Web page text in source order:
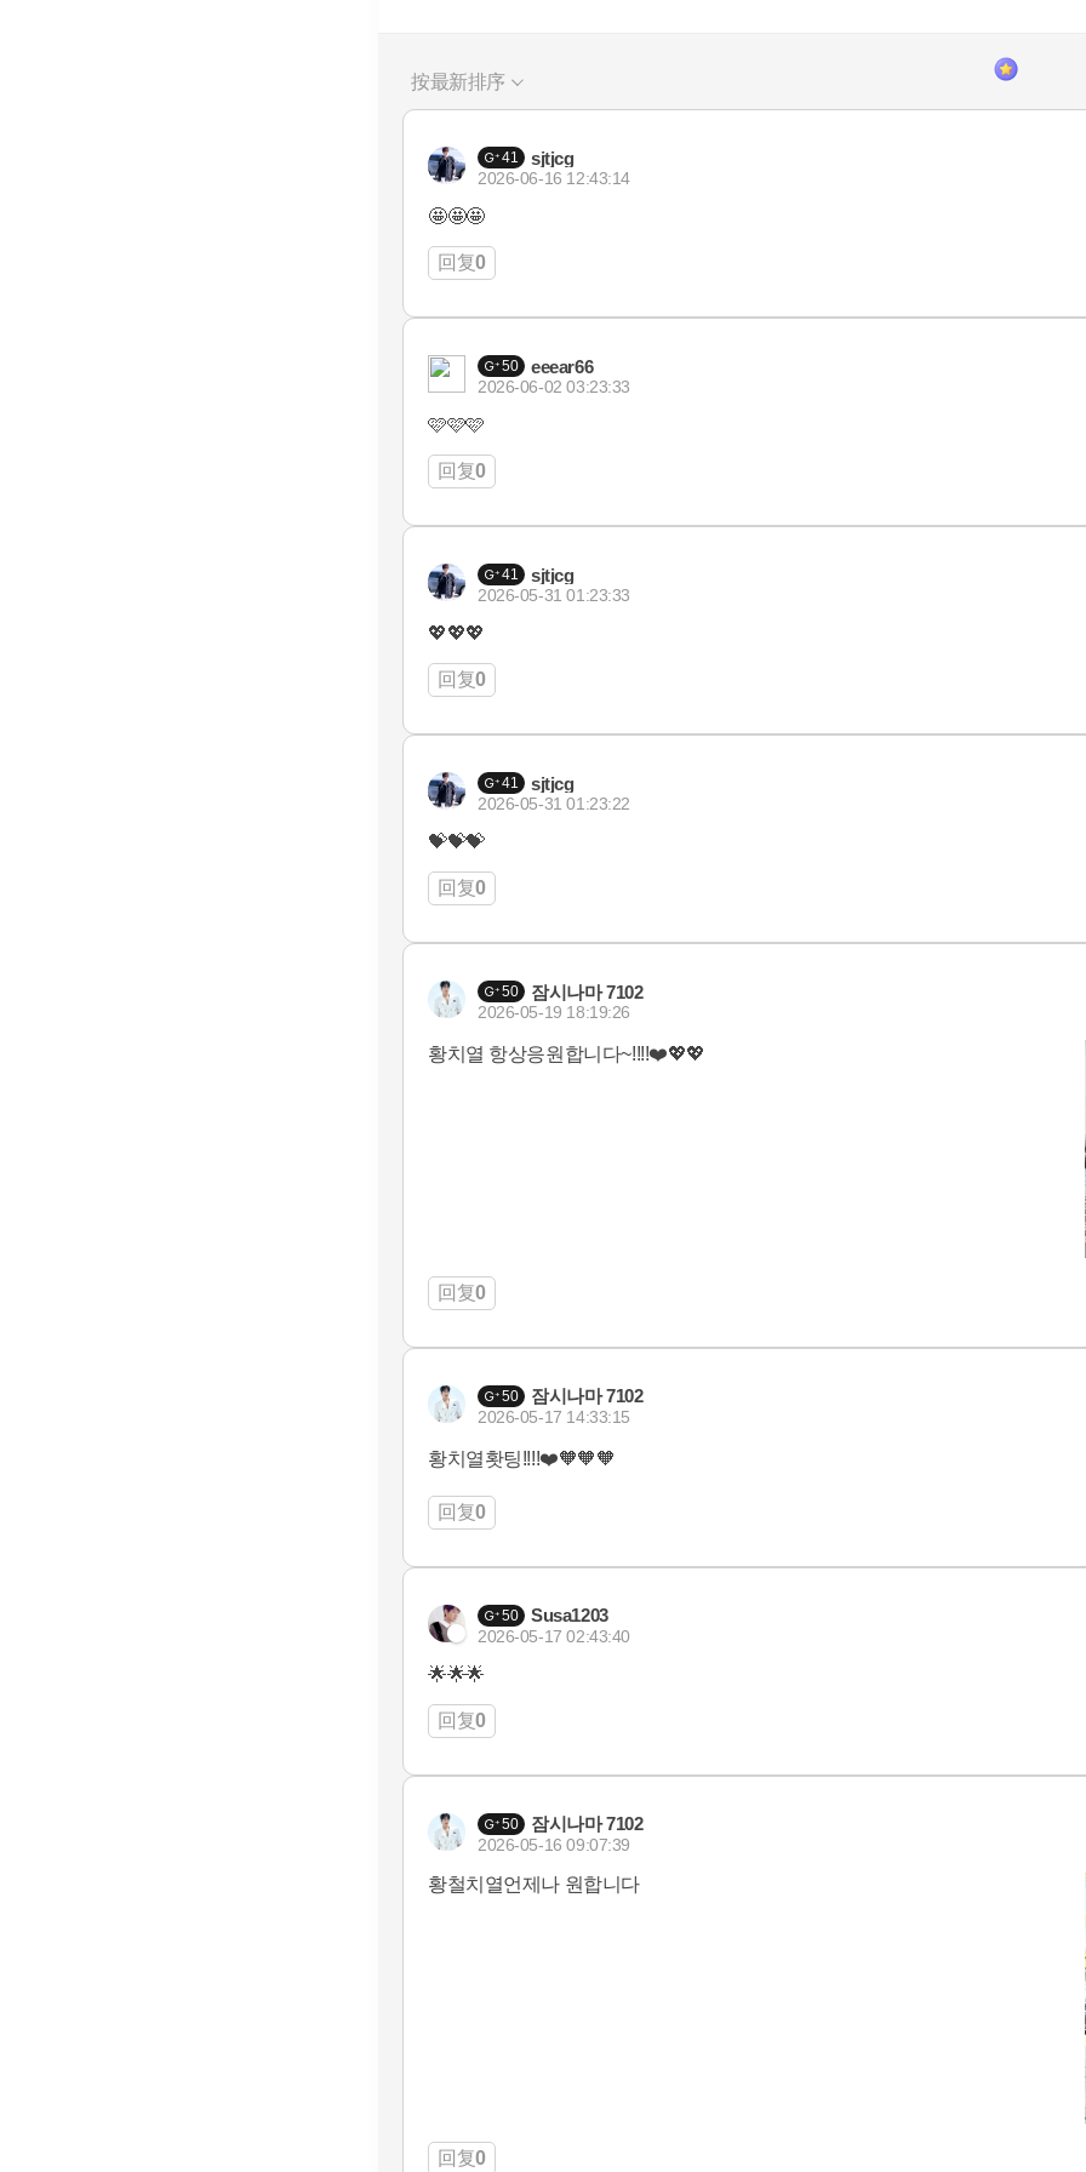
按最新排序
41 sjtjcg
2026-06-16 12:43:14
🤩🤩🤩
回复0
50 eeear66
2026-06-02 03:23:33
🩷🩷🩷
回复0
41 sjtjcg
2026-05-31 01:23:33
💖💖💖
回复0
41 sjtjcg
2026-05-31 01:23:22
💝💝💝
回复0
50 잠시나마 7102
2026-05-19 18:19:26
황치열 항상응원합니다~!!!!❤️💖💖
回复0
50 잠시나마 7102
2026-05-17 14:33:15
황치열홧팅!!!!❤️🧡🧡🧡
回复0
50 Susa1203
2026-05-17 02:43:40
🌟🌟🌟
回复0
50 잠시나마 7102
2026-05-16 09:07:39
황철치열언제나 원합니다
回复0